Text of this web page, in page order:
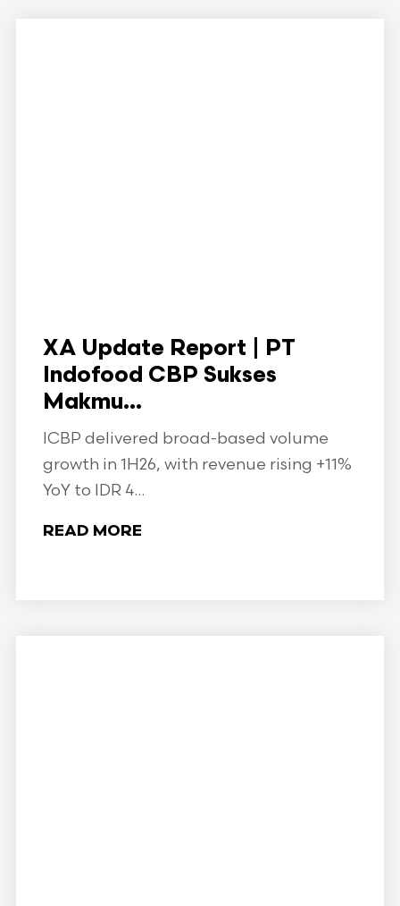
XA Update Report | PT
Indofood CBP Sukses
Makmu...
ICBP delivered broad-based volume
growth in 1H26, with revenue rising +11%
YoY to IDR 4...
READ MORE